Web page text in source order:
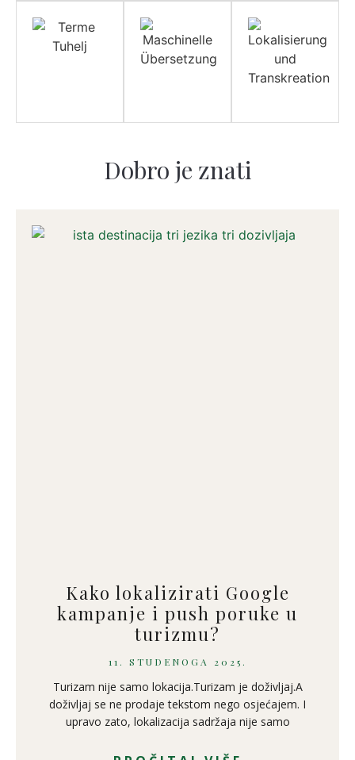
Dobro je znati
Kako lokalizirati Google
kampanje i push poruke u
turizmu?
11. STUDENOGA 2025.
Turizam nije samo lokacija.Turizam je doživljaj.A
doživljaj se ne prodaje tekstom nego osjećajem. I
upravo zato, lokalizacija sadržaja nije samo